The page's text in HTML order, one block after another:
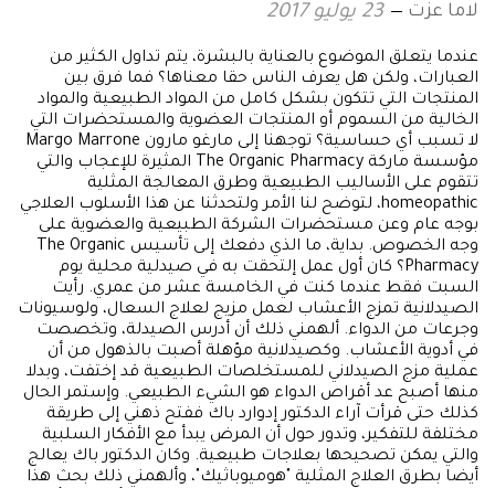
لاما عزت 23 يوليو 2017
عندما يتعلق الموضوع بالعناية بالبشرة، يتم تداول الكثير من
العبارات، ولكن هل يعرف الناس حقا معناها؟ فما فرق بين
المنتجات التي تتكون بشكل كامل من المواد الطبيعية والمواد
الخالية من السموم أو المنتجات العضوية والمستحضرات التي
لا تسبب أي حساسية؟ توجهنا إلى مارغو مارون Margo Marrone
مؤسسة ماركة The Organic Pharmacy المثيرة للإعجاب والتي
تتقوم على الأساليب الطبيعية وطرق المعالجة المثلية
homeopathic، لتوضح لنا الأمر ولتحدثنا عن هذا الأسلوب العلاجي
بوجه عام وعن مستحضرات الشركة الطبيعية والعضوية على
وجه الخصوص. بداية، ما الذي دفعك إلى تأسيس The Organic
Pharmacy؟ كان أول عمل إلتحقت به في صيدلية محلية يوم
السبت فقط عندما كنت في الخامسة عشر من عمري. رأيت
الصيدلانية تمزج الأعشاب لعمل مزيج لعلاج السعال، ولوسيونات
وجرعات من الدواء. ألهمني ذلك أن أدرس الصيدلة، وتخصصت
في أدوية الأعشاب. وكصيدلانية مؤهلة أصبت بالذهول من أن
عملية مزج الصيدلاني للمستخلصات الطبيعية قد إختفت، وبدلا
منها أصبح عد أقراص الدواء هو الشيء الطبيعي. وإستمر الحال
كذلك حتى قرأت آراء الدكتور إدوارد باك ففتح ذهني إلى طريقة
مختلفة للتفكير، وتدور حول أن المرض يبدأ مع الأفكار السلبية
والتي يمكن تصحيحها بعلاجات طبيعية. وكان الدكتور باك يعالج
أيضا بطرق العلاج المثلية "هوميوباثيك"، وألهمني ذلك بحث هذا